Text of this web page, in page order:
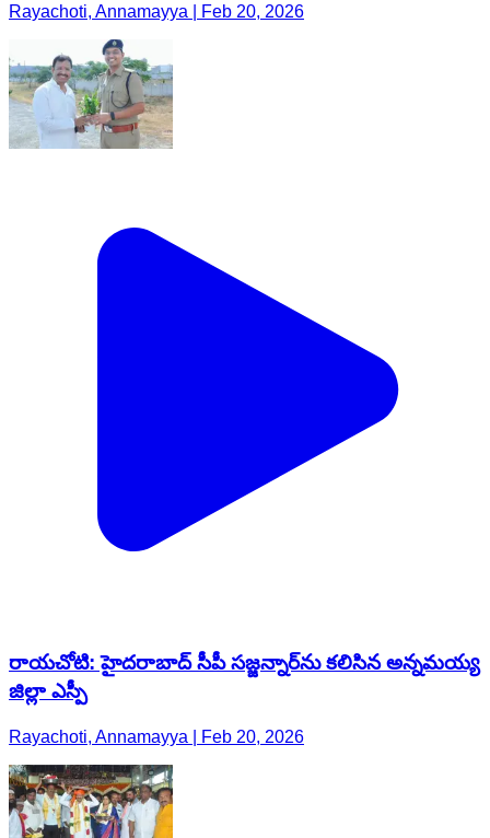
Rayachoti, Annamayya | Feb 20, 2026
రాయచోటి: హైదరాబాద్ సీపీ సజ్జన్నార్‌ను కలిసిన అన్నమయ్య
జిల్లా ఎస్పీ
Rayachoti, Annamayya | Feb 20, 2026